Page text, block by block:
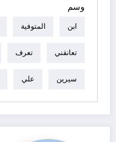
وسم
ابن المتوفية
تعانقني تعرف
سيرين علي